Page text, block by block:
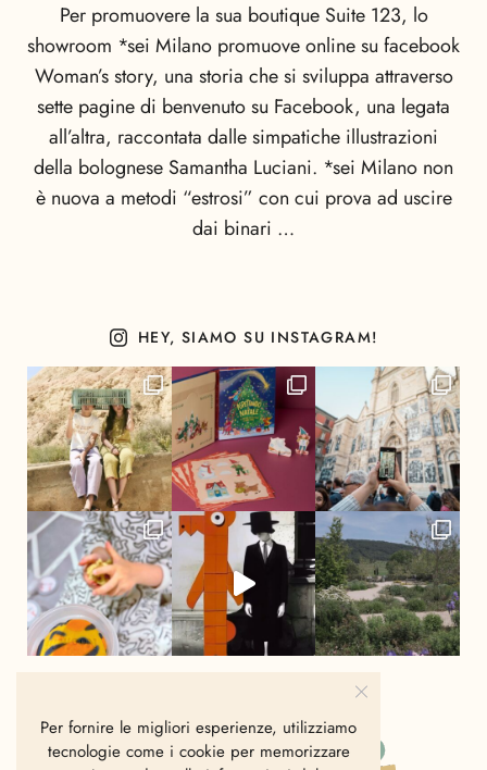
Per promuovere la sua boutique Suite 123, lo
showroom *sei Milano promuove online su facebook
Woman’s story, una storia che si sviluppa attraverso
sette pagine di benvenuto su Facebook, una legata
all’altra, raccontata dalle simpatiche illustrazioni
della bolognese Samantha Luciani. *sei Milano non
è nuova a metodi “estrosi” con cui prova ad uscire
dai binari …
HEY, SIAMO SU INSTAGRAM!
Per fornire le migliori esperienze, utilizziamo
tecnologie come i cookie per memorizzare